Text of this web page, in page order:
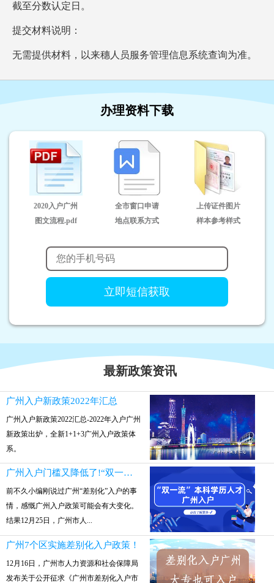
截至分数认定日。
提交材料说明：
无需提供材料，以来穗人员服务管理信息系统查询为准。
办理资料下载
2020入户广州
图文流程.pdf
全市窗口申请
地点联系方式
上传证件图片
样本参考样式
最新政策资讯
广州入户新政策2022年汇总
广州入户新政策2022汇总-2022年入户广州
新政策出炉，全新1+1+3广州入户政策体
系。
广州入户门槛又降低了!“双一流”本科参保就可入户
前不久小编刚说过广州“差别化”入户的事
情，感慨广州入户政策可能会有大变化。
结果12月25日，广州市人...
广州7个区实施差别化入户政策！
12月16日，广州市人力资源和社会保障局
发布关于公开征求《广州市差别化入户市